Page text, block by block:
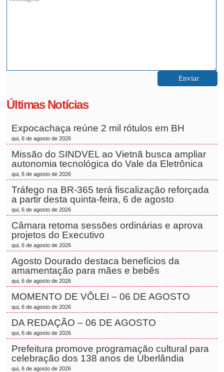
Últimas Notícias
Expocachaça reúne 2 mil rótulos em BH
qui, 6 de agosto de 2026
Missão do SINDVEL ao Vietnã busca ampliar
autonomia tecnológica do Vale da Eletrônica
qui, 6 de agosto de 2026
Tráfego na BR-365 terá fiscalização reforçada
a partir desta quinta-feira, 6 de agosto
qui, 6 de agosto de 2026
Câmara retoma sessões ordinárias e aprova
projetos do Executivo
qui, 6 de agosto de 2026
Agosto Dourado destaca benefícios da
amamentação para mães e bebês
qui, 6 de agosto de 2026
MOMENTO DE VÔLEI – 06 DE AGOSTO
qui, 6 de agosto de 2026
DA REDAÇÃO – 06 DE AGOSTO
qui, 6 de agosto de 2026
Prefeitura promove programação cultural para
celebração dos 138 anos de Uberlândia
qui, 6 de agosto de 2026